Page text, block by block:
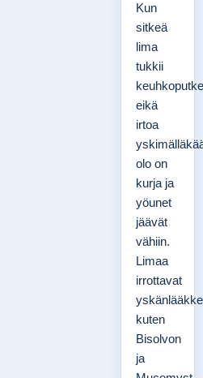
Kun
sitkeä
lima
tukkii
eikä
irtoa
olo on
kurja ja
yöunet
jäävät
vähiin.
Limaa
irrottavat
kuten
Bisolvon
ja